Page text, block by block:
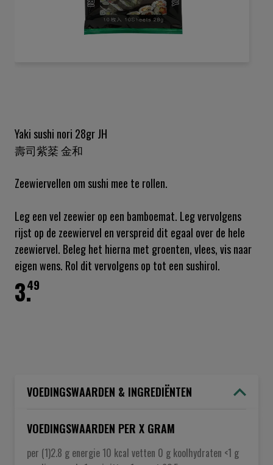
de
afbeeldingen-
gallerij
Yaki sushi nori 28gr JH
壽司紫棻 金和
Zeewiervellen om sushi mee te rollen.
Leg een vel zeewier op een bamboemat. Leg vervolgens
rijst op de zeewiervel en verspreid dit egaal over de hele
zeewiervel. Beleg het hierna met groenten, vlees, vis naar
eigen wens. Rol dit vervolgens op tot een sushirol.
49
3.
VOEDINGSWAARDEN & INGREDIËNTEN
VOEDINGSWAARDEN PER X GRAM
per (1)2.8 g energie 10 kcal vetten 0 g koolhydraten <1 g